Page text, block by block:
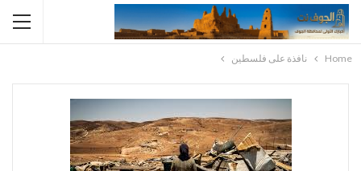
Home نافذة على فلسطين